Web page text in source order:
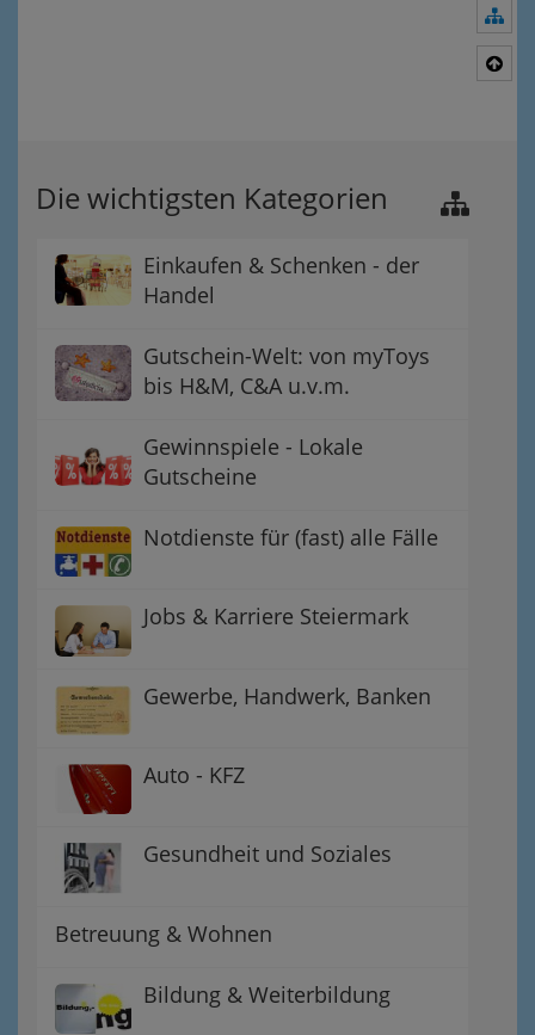
Die wichtigsten Kategorien
Einkaufen & Schenken - der
Handel
Gutschein-Welt: von myToys
bis H&M, C&A u.v.m.
Gewinnspiele - Lokale
Gutscheine
Notdienste für (fast) alle Fälle
Jobs & Karriere Steiermark
Gewerbe, Handwerk, Banken
Auto - KFZ
Gesundheit und Soziales
Betreuung & Wohnen
Bildung & Weiterbildung